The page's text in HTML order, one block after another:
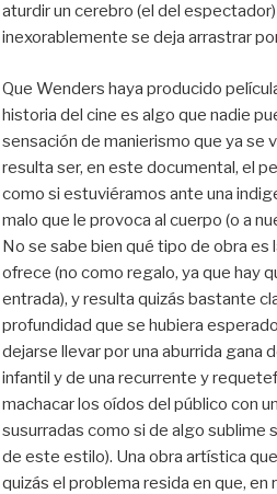
aturdir un cerebro (el del
inexorablemente se deja arrastrar
Que Wenders haya producido
historia del cine es algo que nadie
sensación de manierismo que ya se
resulta ser, en este documental, el
como si estuviéramos ante una
malo que le provoca al cuerpo (o a
No se sabe bien qué tipo de obra es
ofrece (no como regalo, ya que hay
entrada), y resulta quizás bastante
profundidad que se hubiera
dejarse llevar por una aburrida gana
infantil y de una recurrente y
machacar los oídos del público con
susurradas como si de algo sublime
de este estilo). Una obra artística
quizás el problema resida en que, en